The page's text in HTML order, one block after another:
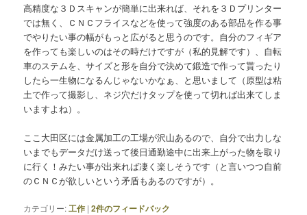
高精度な３Ｄスキャンが簡単に出来れば、それを３Ｄプリンター
では無く、ＣＮＣフライスなどを使って強度のある部品を作る事
でやりたい事の幅がもっと広がると思うのです。自分のフィギア
を作っても楽しいのはその時だけですが（私的見解です）、自転
車のステムを、サイズと形を自分で決めて鍛造で作って貰ったり
したら一生物になるんじゃないかなぁ、と思いまして（原型は粘
土で作って撮影し、ネジ穴だけタップを使って切れば出来てしま
いますよね）。
ここ大田区には金属加工の工場が沢山あるので、自分で出力しな
いまでもデータだけ送って後日通勤途中に出来上がった物を取り
に行く！みたい事が出来れば凄く楽しそうです（と言いつつ自前
のＣＮＣが欲しいという矛盾もあるのですが）。
カテゴリー:工作 |2件のフィードバック